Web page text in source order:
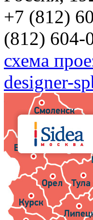
+7 (812)
(812) 604-
схема
designer-